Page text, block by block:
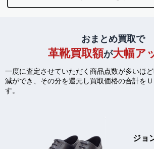
おまとめ買取で
革靴買取額が大幅ア
一度に査定させていただく商品点数が多いほ
減ができ、 その分を還元し買取価格の合計を
す。
ジョ